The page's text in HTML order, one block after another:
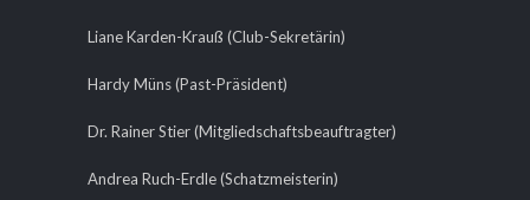
Liane Karden-Krauß (Club-Sekretärin)
Hardy Müns (Past-Präsident)
Dr. Rainer Stier (Mitgliedschaftsbeauftragter)
Andrea Ruch-Erdle (Schatzmeisterin)